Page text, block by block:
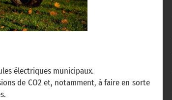
électriques municipaux.
de CO2 et, notamment, à faire en sorte